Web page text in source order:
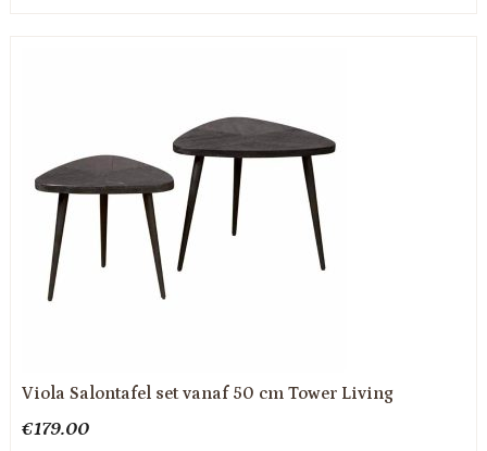
Viola Salontafel set vanaf 50 cm Tower Living
€179.00